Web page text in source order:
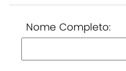
Nome Completo: